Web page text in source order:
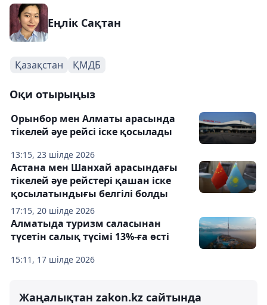
Еңлік Сақтан
Қазақстан ҚМДБ
Оқи отырыңыз
13:15, 23 шілде 2026
Орынбор мен Алматы арасында
тікелей әуе рейсі іске қосылады
17:15, 20 шілде 2026
Астана мен Шанхай арасындағы
тікелей әуе рейстері қашан іске
қосылатындығы белгілі болды
15:11, 17 шілде 2026
Алматыда туризм саласынан
түсетін салық түсімі 13%-ға өсті
Жаңалықтан zakon.kz сайтында